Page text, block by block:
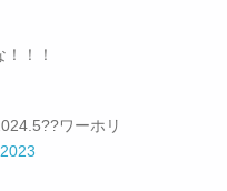
！！
ワーホリ